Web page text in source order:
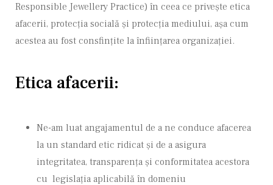
Responsible Jewellery Practice) în ceea ce privește etica
afacerii, protecția socială și protecția mediului, așa cum
acestea au fost consfințite la înființarea organizației.
Etica afacerii:
Ne-am luat angajamentul de a ne conduce afacerea
la un standard etic ridicat și de a asigura
integritatea, transparența și conformitatea acestora
cu legislația aplicabilă în domeniu